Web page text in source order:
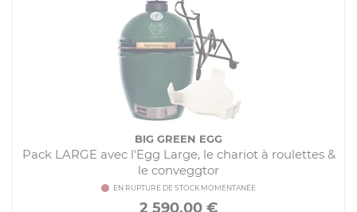
BIG GREEN EGG
Pack LARGE avec l'Egg Large, le chariot à roulettes &
le conveggtor
EN RUPTURE DE STOCK MOMENTANÉE
2 590,00€